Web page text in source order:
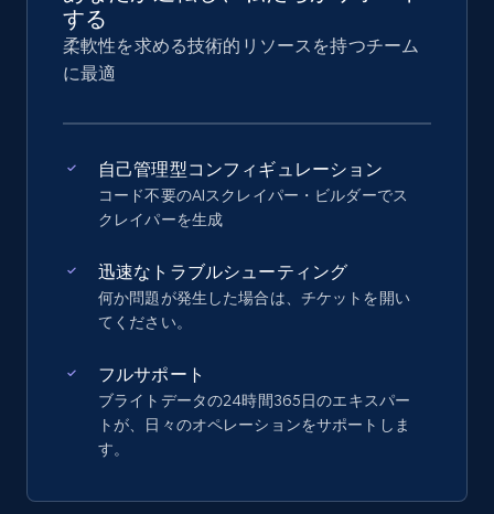
する
柔軟性を求める技術的リソースを持つチーム
に最適
自己管理型コンフィギュレーション
コード不要のAIスクレイパー・ビルダーでス
クレイパーを生成
迅速なトラブルシューティング
何か問題が発生した場合は、チケットを開い
てください。
フルサポート
ブライトデータの24時間365日のエキスパー
トが、日々のオペレーションをサポートしま
す。